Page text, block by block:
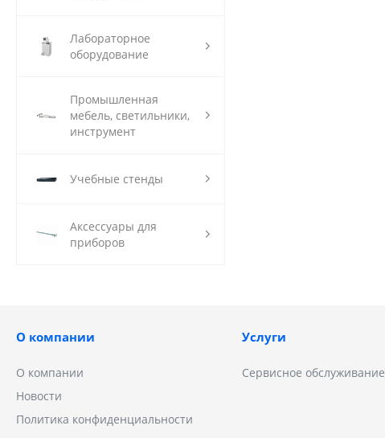
Лабораторное
оборудование
Промышленная
мебель, светильники,
инструмент
Учебные стенды
Аксессуары для
приборов
О компании
О компании
Новости
Политика конфиденциальности
Услуги
Сервисное обслуживание